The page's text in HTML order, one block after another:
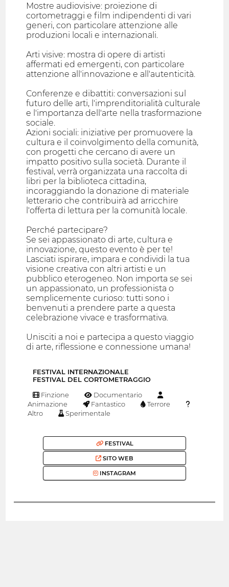
Mostre audiovisive: proiezione di
cortometraggi e film indipendenti di vari
generi, con particolare attenzione alle
produzioni locali e internazionali.
Arti visive: mostra di opere di artisti
affermati ed emergenti, con particolare
attenzione all'innovazione e all'autenticità.
Conferenze e dibattiti: conversazioni sul
futuro delle arti, l'imprenditorialità culturale
e l'importanza dell'arte nella trasformazione
sociale.
Azioni sociali: iniziative per promuovere la
cultura e il coinvolgimento della comunità,
con progetti che cercano di avere un
impatto positivo sulla società. Durante il
festival, verrà organizzata una raccolta di
libri per la biblioteca cittadina,
incoraggiando la donazione di materiale
letterario che contribuirà ad arricchire
l'offerta di lettura per la comunità locale.
Perché partecipare?
Se sei appassionato di arte, cultura e
innovazione, questo evento è per te!
Lasciati ispirare, impara e condividi la tua
visione creativa con altri artisti e un
pubblico eterogeneo. Non importa se sei
un appassionato, un professionista o
semplicemente curioso: tutti sono i
benvenuti a prendere parte a questa
celebrazione vivace e trasformativa.
Unisciti a noi e partecipa a questo viaggio
di arte, riflessione e connessione umana!
FESTIVAL INTERNAZIONALE
FESTIVAL DEL CORTOMETRAGGIO
Finzione
Documentario
Animazione
Fantastico
Terrore
Altro
Sperimentale
FESTIVAL
SITO WEB
INSTAGRAM